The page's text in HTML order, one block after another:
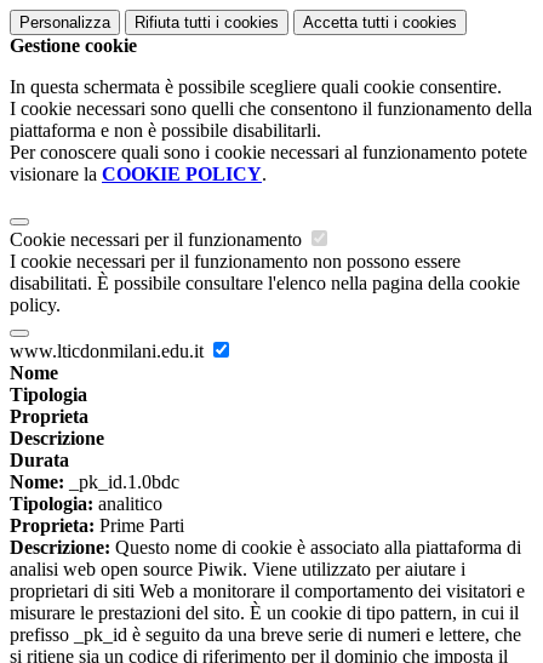
Personalizza Rifiuta tutti i cookies Accetta tutti i cookies
Gestione cookie
In questa schermata è possibile scegliere quali cookie consentire.
I cookie necessari sono quelli che consentono il funzionamento della
piattaforma e non è possibile disabilitarli.
Per conoscere quali sono i cookie necessari al funzionamento potete
visionare la COOKIE POLICY.
Cookie necessari per il funzionamento
I cookie necessari per il funzionamento non possono essere
disabilitati. È possibile consultare l'elenco nella pagina della cookie
policy.
www.lticdonmilani.edu.it
Nome
Tipologia
Proprieta
Descrizione
Durata
Nome: _pk_id.1.0bdc
Tipologia: analitico
Proprieta: Prime Parti
Descrizione: Questo nome di cookie è associato alla piattaforma di
analisi web open source Piwik. Viene utilizzato per aiutare i
proprietari di siti Web a monitorare il comportamento dei visitatori e
misurare le prestazioni del sito. È un cookie di tipo pattern, in cui il
prefisso _pk_id è seguito da una breve serie di numeri e lettere, che
si ritiene sia un codice di riferimento per il dominio che imposta il